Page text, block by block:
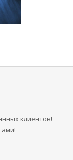
клиентов!